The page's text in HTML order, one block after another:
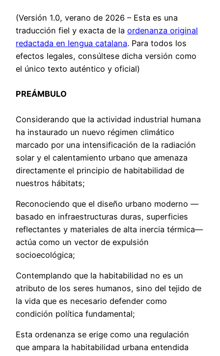
(Versión 1.0, verano de 2026 – Esta es una
traducción fiel y exacta de la ordenanza original
redactada en lengua catalana. Para todos los
efectos legales, consúltese dicha versión como
el único texto auténtico y oficial)
PREÁMBULO
Considerando que la actividad industrial humana
ha instaurado un nuevo régimen climático
marcado por una intensificación de la radiación
solar y el calentamiento urbano que amenaza
directamente el principio de habitabilidad de
nuestros hábitats;
Reconociendo que el diseño urbano moderno —
basado en infraestructuras duras, superficies
reflectantes y materiales de alta inercia térmica—
actúa como un vector de expulsión
socioecológica;
Contemplando que la habitabilidad no es un
atributo de los seres humanos, sino del tejido de
la vida que es necesario defender como
condición política fundamental;
Esta ordenanza se erige como una regulación
que ampara la habitabilidad urbana entendida